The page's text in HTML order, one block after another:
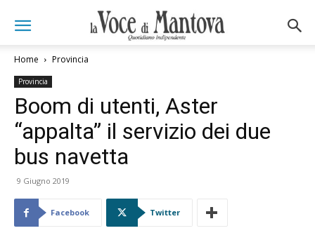
Home Provincia
Provincia
Boom di utenti, Aster
“appalta” il servizio dei due
bus navetta
9 Giugno 2019
Facebook Twitter